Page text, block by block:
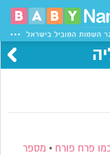
פרח פורח • מספר